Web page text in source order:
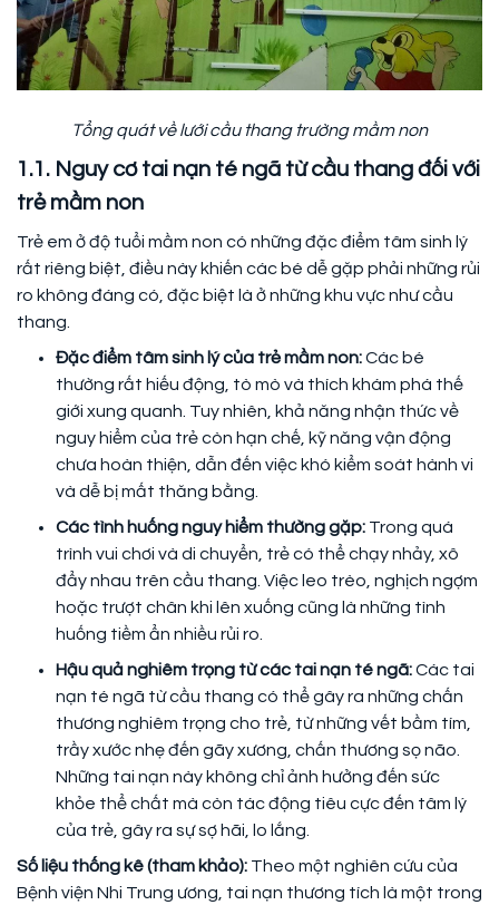
Tổng quát về lưới cầu thang trường mầm non
1.1. Nguy cơ tai nạn té ngã từ cầu thang đối với
trẻ mầm non
Trẻ em ở độ tuổi mầm non có những đặc điểm tâm sinh lý
rất riêng biệt, điều này khiến các bé dễ gặp phải những rủi
ro không đáng có, đặc biệt là ở những khu vực như cầu
thang.
Đặc điểm tâm sinh lý của trẻ mầm non:Các bé
thường rất hiếu động, tò mò và thích khám phá thế
giới xung quanh. Tuy nhiên, khả năng nhận thức về
nguy hiểm của trẻ còn hạn chế, kỹ năng vận động
chưa hoàn thiện, dẫn đến việc khó kiểm soát hành vi
và dễ bị mất thăng bằng.
Các tình huống nguy hiểm thường gặp: Trong quá
trình vui chơi và di chuyển, trẻ có thể chạy nhảy, xô
đẩy nhau trên cầu thang. Việc leo trèo, nghịch ngợm
hoặc trượt chân khi lên xuống cũng là những tình
huống tiềm ẩn nhiều rủi ro.
Hậu quả nghiêm trọng từ các tai nạn té ngã:Các tai
nạn té ngã từ cầu thang có thể gây ra những chấn
thương nghiêm trọng cho trẻ, từ những vết bầm tím,
trầy xước nhẹ đến gãy xương, chấn thương sọ não.
Những tai nạn này không chỉ ảnh hưởng đến sức
khỏe thể chất mà còn tác động tiêu cực đến tâm lý
của trẻ, gây ra sự sợ hãi, lo lắng.
Số liệu thống kê (tham khảo): Theo một nghiên cứu của
Bệnh viện Nhi Trung ương, tai nạn thương tích là một trong